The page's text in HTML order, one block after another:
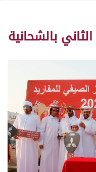
بالشحانية